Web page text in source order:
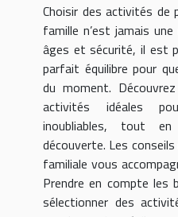
Choisir des activités de
famille n’est jamais
âges et sécurité, il est
parfait équilibre pour
du moment.
activités idéales
inoubliables, tout
découverte. Les conseils
familiale vous
Prendre en compte les
sélectionner des